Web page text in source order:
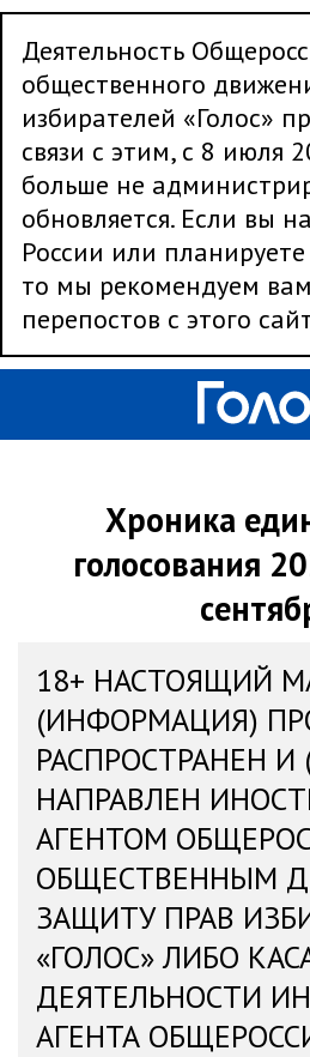
Деятельность
общественного
избирателей «Голос»
связи с этим, с 8 июля
больше не
обновляется. Если вы
России или
то мы рекомендуем
перепостов с этого
Хроника
голосования
18+ НАСТОЯЩИЙ
(ИНФОРМАЦИЯ)
РАСПРОСТРАНЕН И
НАПРАВЛЕН
АГЕНТОМ
ОБЩЕСТВЕННЫМ
ЗАЩИТУ ПРАВ
«ГОЛОС» ЛИБО
ДЕЯТЕЛЬНОСТИ
АГЕНТА